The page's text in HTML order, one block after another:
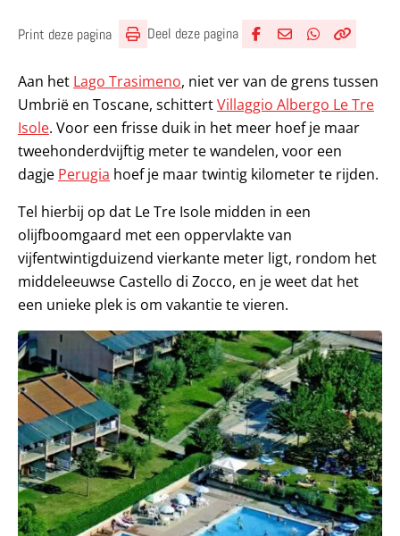
Print deze pagina Deel deze pagina
Aan het Lago Trasimeno, niet ver van de grens tussen
Umbrië en Toscane, schittertVillaggio Albergo Le Tre
Isole. Voor een frisse duik in het meer hoef je maar
tweehonderdvijftig meter te wandelen, voor een
dagje Perugia hoef je maar twintig kilometer te rijden.
Tel hierbij op dat Le Tre Isole midden in een
olijfboomgaard met een oppervlakte van
vijfentwintigduizend vierkante meter ligt, rondom het
middeleeuwse Castello di Zocco, en je weet dat het
een unieke plek is om vakantie te vieren.